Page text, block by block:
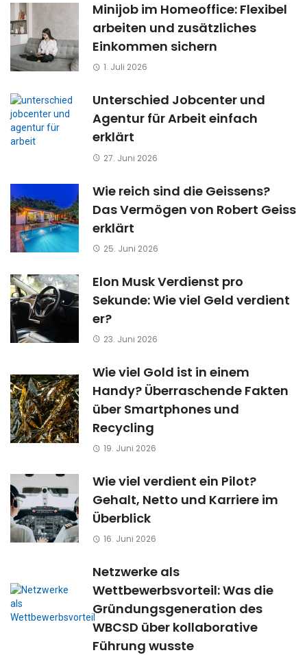
Minijob im Homeoffice: Flexibel
arbeiten und zusätzliches
Einkommen sichern
1. Juli 2026
Unterschied Jobcenter und
Agentur für Arbeit einfach
erklärt
27. Juni 2026
Wie reich sind die Geissens?
Das Vermögen von Robert Geiss
erklärt
25. Juni 2026
Elon Musk Verdienst pro
Sekunde: Wie viel Geld verdient
er?
23. Juni 2026
Wie viel Gold ist in einem
Handy? Überraschende Fakten
über Smartphones und
Recycling
19. Juni 2026
Wie viel verdient ein Pilot?
Gehalt, Netto und Karriere im
Überblick
16. Juni 2026
Netzwerke als
Wettbewerbsvorteil: Was die
Gründungsgeneration des
WBCSD über kollaborative
Führung wusste